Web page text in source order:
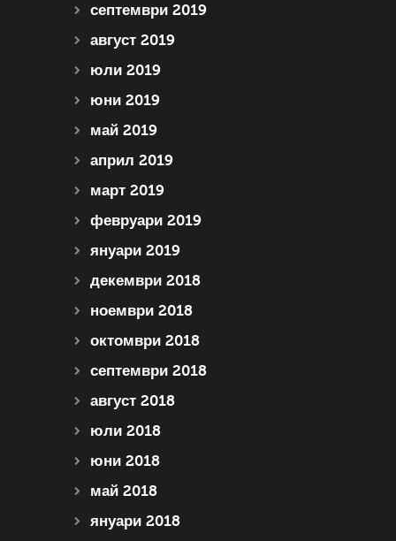
септември 2019
август 2019
юли 2019
юни 2019
май 2019
април 2019
март 2019
февруари 2019
януари 2019
декември 2018
ноември 2018
октомври 2018
септември 2018
август 2018
юли 2018
юни 2018
май 2018
януари 2018